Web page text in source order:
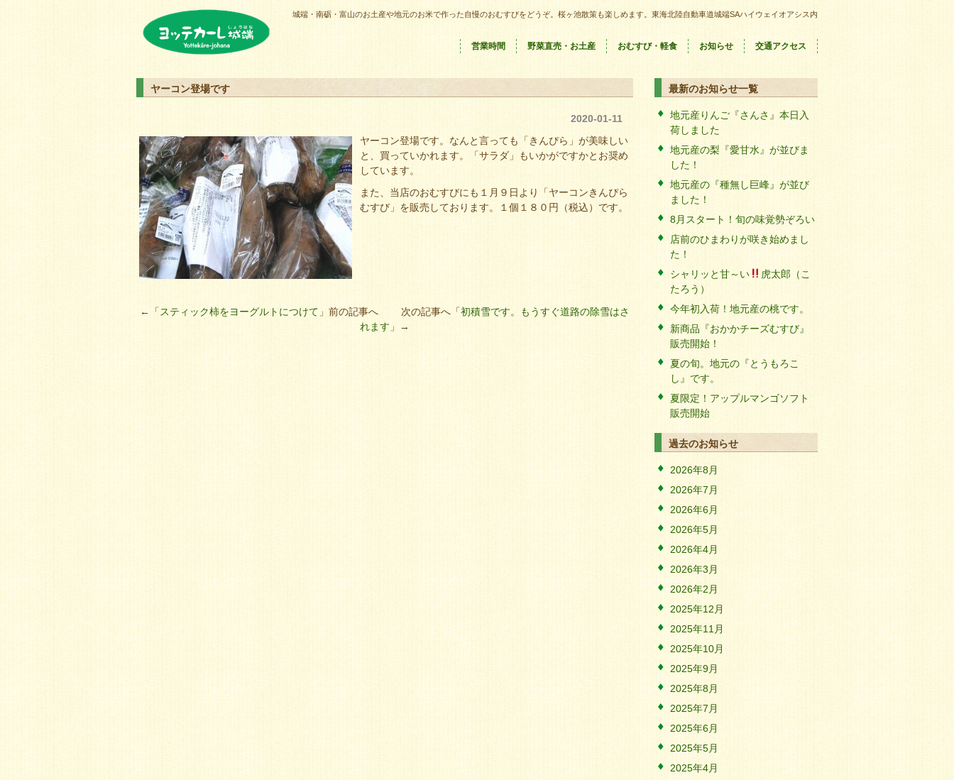
城端・南砺・富山のお土産や地元のお米で作った自慢のおむすびをどうぞ。桜ヶ池散策も楽しめます。東海北陸自動車道城端SAハイウェイオアシス内
営業時間 野菜直売・お土産 おむすび・軽食 お知らせ 交通アクセス
ヤーコン登場です
2020-01-11
ヤーコン登場です。なんと言っても「きんぴら」が美味しい
と、買っていかれます。「サラダ」もいかがですかとお奨め
しています。
また、当店のおむすびにも１月９日より「ヤーコンきんぴら
むすび」を販売しております。１個１８０円（税込）です。
←「スティック柿をヨーグルトにつけて 」前の記事へ 次の記事へ「初積雪です。もうすぐ道路の除雪はさ
れます 」→
最新のお知らせ一覧
地元産りんご『さんさ』本日入
荷しました
地元産の梨『愛甘水』が並びま
した！
地元産の『種無し巨峰』が並び
ました！
8月スタート！旬の味覚勢ぞろい
店前のひまわりが咲き始めまし
た！
シャリッと甘～い
虎太郎（こ
たろう）
今年初入荷！地元産の桃です。
新商品『おかかチーズむすび』
販売開始！
夏の旬。地元の『とうもろこ
し』です。
夏限定！アップルマンゴソフト
販売開始
過去のお知らせ
2026年8月
2026年7月
2026年6月
2026年5月
2026年4月
2026年3月
2026年2月
2025年12月
2025年11月
2025年10月
2025年9月
2025年8月
2025年7月
2025年6月
2025年5月
2025年4月